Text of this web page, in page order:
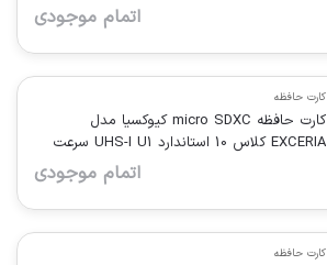
اتمام موجودی
کارت حافظه
کارت حافظه‌ micro SDXC کیوکسیا مدل
EXCERIA کلاس 10 استاندارد UHS-I U1 سرعت
100MBps ظرفیت 128 گیگابایت به همراه آداپتور
اتمام موجودی
کارت حافظه